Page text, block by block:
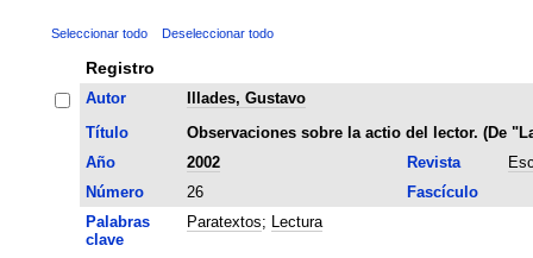
Seleccionar todo Deseleccionar todo
Registro
Autor
Illades, Gustavo
Título
Observaciones sobre la actio del lector. (De
Año
2002 Revista
Número
26
Fascículo
Palabras
clave
Paratextos; Lectura